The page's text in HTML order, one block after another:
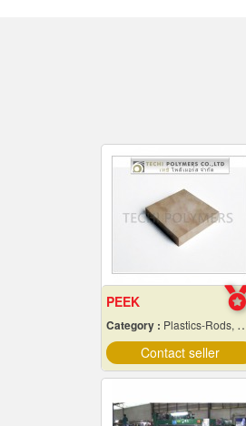
PEEK
Category : Plastics-Rods, Tubes, Sheets, Etc, Supply Centers
Contact seller